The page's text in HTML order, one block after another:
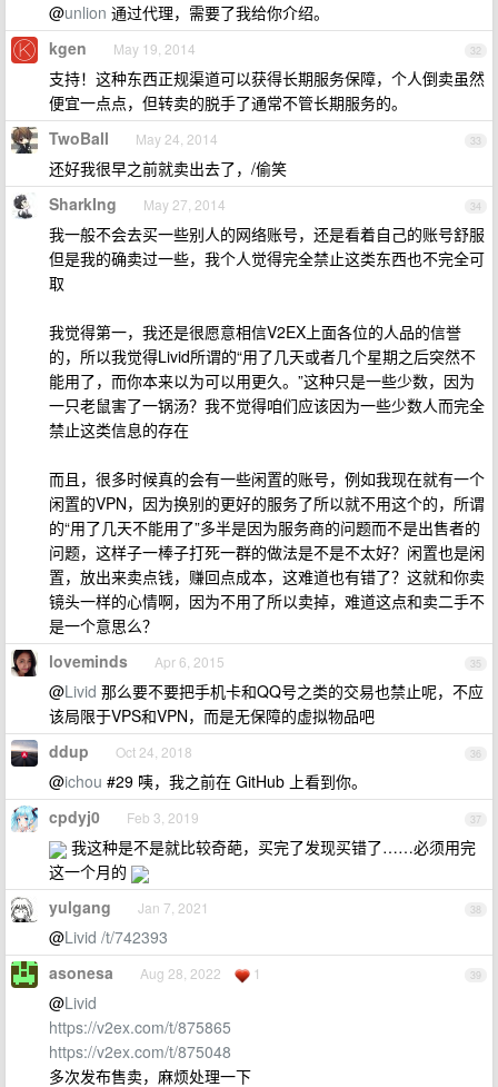
@unlion 通过代理，需要了我给你介绍。
32
kgen May 19, 2014
支持！这种东西正规渠道可以获得长期服务保障，个人倒卖虽然
便宜一点点，但转卖的脱手了通常不管长期服务的。
33
TwoBall May 24, 2014
还好我很早之前就卖出去了，/偷笑
34
SharkIng May 27, 2014
我一般不会去买一些别人的网络账号，还是看着自己的账号舒服
但是我的确卖过一些，我个人觉得完全禁止这类东西也不完全可
取
我觉得第一，我还是很愿意相信V2EX上面各位的人品的信誉
的，所以我觉得Livid所谓的“用了几天或者几个星期之后突然不
能用了，而你本来以为可以用更久。”这种只是一些少数，因为
一只老鼠害了一锅汤？我不觉得咱们应该因为一些少数人而完全
禁止这类信息的存在
而且，很多时候真的会有一些闲置的账号，例如我现在就有一个
闲置的VPN，因为换别的更好的服务了所以就不用这个的，所谓
的“用了几天不能用了”多半是因为服务商的问题而不是出售者的
问题，这样子一棒子打死一群的做法是不是不太好？闲置也是闲
置，放出来卖点钱，赚回点成本，这难道也有错了？这就和你卖
镜头一样的心情啊，因为不用了所以卖掉，难道这点和卖二手不
是一个意思么？
35
loveminds Apr 6, 2015
@Livid 那么要不要把手机卡和QQ号之类的交易也禁止呢，不应
该局限于VPS和VPN，而是无保障的虚拟物品吧
36
ddup Oct 24, 2018
@ichou #29 咦，我之前在 GitHub 上看到你。
37
cpdyj0 Feb 3, 2019
我这种是不是就比较奇葩，买完了发现买错了……必须用完
这一个月的
38
yulgang Jan 7, 2021
@Livid /t/742393
39
asonesa Aug 28, 2022 1
@Livid
https://v2ex.com/t/875865
https://v2ex.com/t/875048
多次发布售卖，麻烦处理一下